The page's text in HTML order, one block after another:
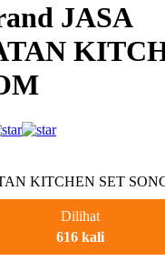
JASA
Dilihat
616 kali